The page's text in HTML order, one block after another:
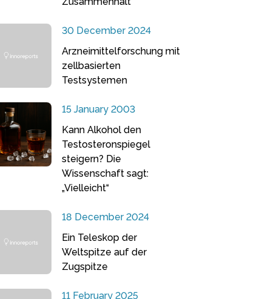
30 December 2024
Arzneimittelforschung mit
zellbasierten
Testsystemen
15 January 2003
Kann Alkohol den
Testosteronspiegel
steigern? Die
Wissenschaft sagt:
„Vielleicht“
18 December 2024
Ein Teleskop der
Weltspitze auf der
Zugspitze
11 February 2025